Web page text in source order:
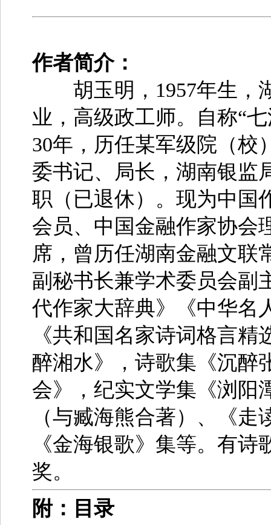
作者简介：
胡玉明，1957年生，
业，高级政工师。自称“
30年，历任某军级院（校
委书记、局长，湖南银监
职（已退休）。现为中国
会员、中国金融作家协会
席，曾历任湖南金融文联
副秘书长兼学术委员会副
代作家大辞典》《中华名
《共和国名家诗词格言
醉湘水》，诗歌集《沉醉
会》，纪实文学集《浏阳
（与臧海熊合著）、《
《金海银歌》集等。有
奖。
附：目录